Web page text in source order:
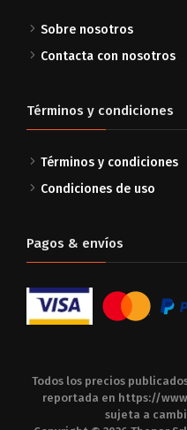
Sobre nosotros
Contacta con nosotros
Términos y condiciones
Términos y condiciones
Condiciones de uso
Pagos & envíos
Todos los precios
reportada en https://
sujeta a